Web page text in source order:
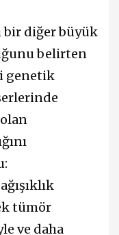
diğer büyük
belirten
genetik
tümör
ve daha